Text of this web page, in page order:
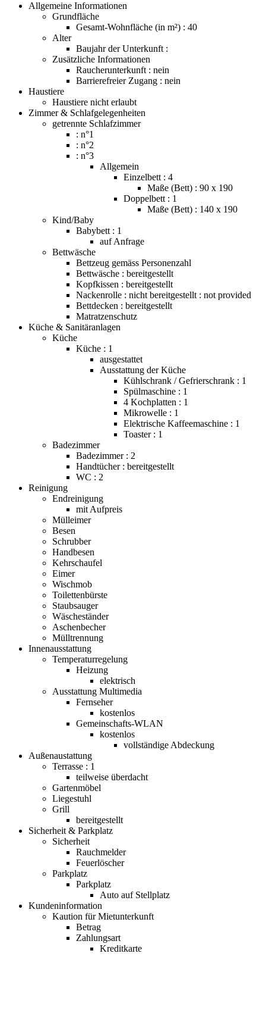
Allgemeine Informationen
Grundfläche
Gesamt-Wohnfläche (in m²) : 40
Alter
Baujahr der Unterkunft :
Zusätzliche Informationen
Raucherunterkunft : nein
Barrierefreier Zugang : nein
Haustiere
Haustiere nicht erlaubt
Zimmer & Schlafgelegenheiten
getrennte Schlafzimmer
: n°1
: n°2
: n°3
Allgemein
Einzelbett : 4
Maße (Bett) : 90 x 190
Doppelbett : 1
Maße (Bett) : 140 x 190
Kind/Baby
Babybett : 1
auf Anfrage
Bettwäsche
Bettzeug gemäss Personenzahl
Bettwäsche : bereitgestellt
Kopfkissen : bereitgestellt
Nackenrolle : nicht bereitgestellt : not provided
Bettdecken : bereitgestellt
Matratzenschutz
Küche & Sanitäranlagen
Küche
Küche : 1
ausgestattet
Ausstattung der Küche
Kühlschrank / Gefrierschrank : 1
Spülmaschine : 1
4 Kochplatten : 1
Mikrowelle : 1
Elektrische Kaffeemaschine : 1
Toaster : 1
Badezimmer
Badezimmer : 2
Handtücher : bereitgestellt
WC : 2
Reinigung
Endreinigung
mit Aufpreis
Mülleimer
Besen
Schrubber
Handbesen
Kehrschaufel
Eimer
Wischmob
Toilettenbürste
Staubsauger
Wäscheständer
Aschenbecher
Mülltrennung
Innenausstattung
Temperaturregelung
Heizung
elektrisch
Ausstattung Multimedia
Fernseher
kostenlos
Gemeinschafts-WLAN
kostenlos
vollständige Abdeckung
Außenaustattung
Terrasse : 1
teilweise überdacht
Gartenmöbel
Liegestuhl
Grill
bereitgestellt
Sicherheit & Parkplatz
Sicherheit
Rauchmelder
Feuerlöscher
Parkplatz
Parkplatz
Auto auf Stellplatz
Kundeninformation
Kaution für Mietunterkunft
Betrag
Zahlungsart
Kreditkarte